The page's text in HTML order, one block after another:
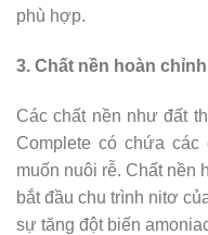
phù hợp.
3. Chất nền hoàn chỉnh
Các chất nền như đất
Complete có chứa
muốn nuôi rễ. Chất nền
bắt đầu chu trình nitơ
sự tăng đột biến